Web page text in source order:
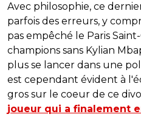
Avec philosophie, ce
parfois des erreurs, y
pas empêché le Paris
champions sans Kylian
plus se lancer dans une
est cependant évident à
gros sur le coeur de ce
joueur qui a finalement